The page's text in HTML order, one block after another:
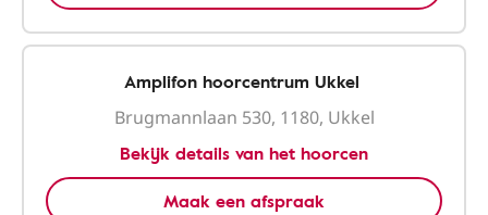
Amplifon hoorcentrum Ukkel
Brugmannlaan 530, 1180, Ukkel
Bekijk details van het hoorcen
Maak een afspraak